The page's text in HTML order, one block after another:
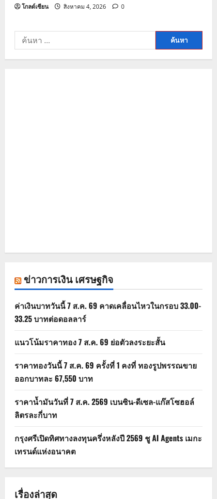
โกลด์เซียน สิงหาคม 4, 2026 0
ค้นหา
สำหรับ:
ข่าวการเงิน เศรษฐกิจ
ค่าเงินบาทวันนี้ 7 ส.ค. 69 คาดเคลื่อนไหวในกรอบ 33.00-
33.25 บาทต่อดอลลาร์
แนวโน้มราคาทอง 7 ส.ค. 69 ย่อตัวลงระยะสั้น
ราคาทองวันนี้ 7 ส.ค. 69 ครั้งที่ 1 คงที่ ทองรูปพรรณขาย
ออกบาทละ 67,550 บาท
ราคาน้ำมันวันที่ 7 ส.ค. 2569 เบนซิน-ดีเซล-แก๊สโซฮอล์
ลิตรละกี่บาท
กรุงศรีเปิดทิศทางลงทุนครึ่งหลังปี 2569 ชู AI Agents เมกะ
เทรนด์แห่งอนาคต
เรื่องล่าสุด